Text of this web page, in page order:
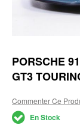
Skip
to
the
of
the
images
PORSCHE
GT3
Commenter Ce
En Stock